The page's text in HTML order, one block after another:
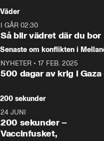
Väder
I GÅR 02:30
Så blir vädret där du bor
Senaste om konflikten i
NYHETER • 17 FEB. 2025
500 dagar av krig i
200 sekunder
24 JUNI
200 sekunder –
Vaccinfusket,